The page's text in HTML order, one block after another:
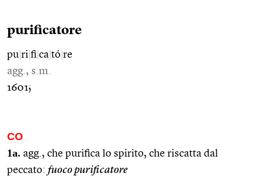
purificatore
pu ri fi ca tó re
agg., s.m.
1601;
CO
1a. agg., che purifica lo spirito, che riscatta dal
peccato: fuoco purificatore